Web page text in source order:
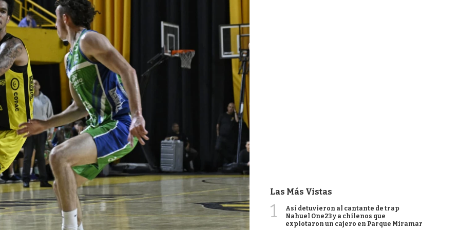
Las Más Vistas
1
Así detuvieron al cantante de trap
Nahuel One23 y a chilenos que
explotaron un cajero en Parque Miramar